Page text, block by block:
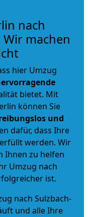
nach
Wir machen
hier Umzug
bietet. Mit
können Sie
und
dafür, dass Ihre
werden. Wir
Ihnen zu helfen
Umzug nach
ist.
nach Sulzbach-
und alle Ihre